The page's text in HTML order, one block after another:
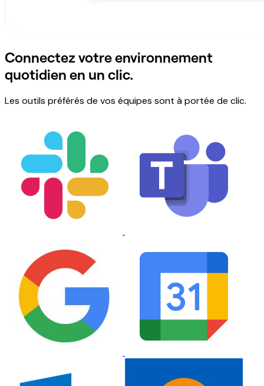
Connectez votre environnement
quotidien en un clic.
Les outils préférés de vos équipes sont à portée de clic.